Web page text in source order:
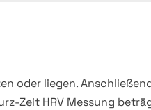
oder liegen.
Zeit HRV Messung